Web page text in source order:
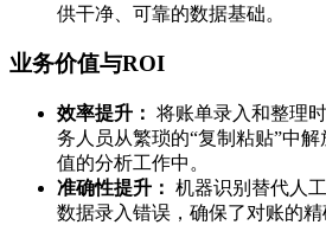
供干净、可靠的数据基础。
业务价值与ROI
效率提升： 将账单录入和整理
务人员从繁琐的“复制粘贴”中
值的分析工作中。
准确性提升： 机器识别替代人
数据录入错误，确保了对账的精